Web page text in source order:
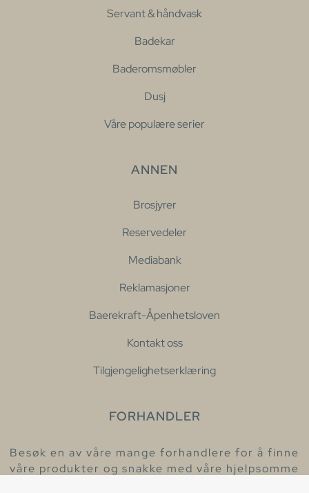
Servant & håndvask
Badekar
Baderomsmøbler
Dusj
Våre populære serier
ANNEN
Brosjyrer
Reservedeler
Mediabank
Reklamasjoner
Baerekraft-Åpenhetsloven
Kontakt oss
Tilgjengelighetserklæring
FORHANDLER
Besøk en av våre mange forhandlere for å finne
våre produkter og snakke med våre hjelpsomme